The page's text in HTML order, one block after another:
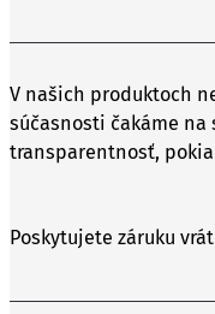
V našich produktoch
súčasnosti čakáme
transparentnosť,
Poskytujete záruku